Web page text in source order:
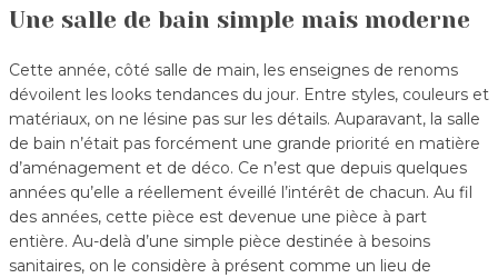
Une salle de bain simple mais moderne
Cette année, côté salle de main, les enseignes de renoms
dévoilent les looks tendances du jour. Entre styles, couleurs et
matériaux, on ne lésine pas sur les détails. Auparavant, la salle
de bain n’était pas forcément une grande priorité en matière
d’aménagement et de déco. Ce n’est que depuis quelques
années qu’elle a réellement éveillé l’intérêt de chacun. Au fil
des années, cette pièce est devenue une pièce à part
entière. Au-delà d’une simple pièce destinée à besoins
sanitaires, on le considère à présent comme un lieu de